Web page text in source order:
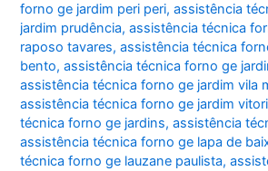
forno ge jardim peri peri,assistência
jardim prudência,assistência técnica
raposo tavares,assistência técnica
bento,assistência técnica forno ge
assistência técnica forno ge jardim vila
assistência técnica forno ge jardim
técnica forno ge jardins,assistência
assistência técnica forno ge lapa de
técnica forno ge lauzane paulista,